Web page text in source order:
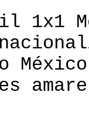
1x1
México